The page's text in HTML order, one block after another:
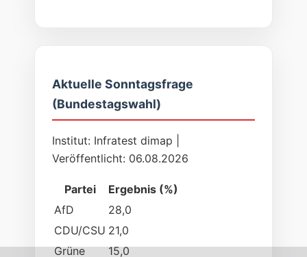
Aktuelle Sonntagsfrage
(Bundestagswahl)
Institut: Infratest dimap |
Veröffentlicht: 06.08.2026
Partei
Ergebnis (%)
AfD
28,0
CDU/CSU 21,0
Grüne
15,0